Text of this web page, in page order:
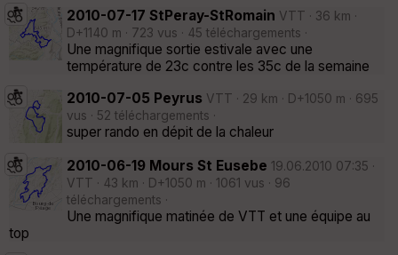
2010-07-17 StPeray-StRomain VTT · 36 km ·
D+1140 m · 723 vus · 45 téléchargements ·
Une magnifique sortie estivale avec une
température de 23c contre les 35c de la semaine
2010-07-05 Peyrus VTT · 29 km · D+1050 m · 695
vus · 52 téléchargements ·
super rando en dépit de la chaleur
2010-06-19 Mours St Eusebe 19.06.2010 07:35 ·
VTT · 43 km · D+1050 m · 1061 vus · 96
téléchargements ·
Une magnifique matinée de VTT et une équipe au
top